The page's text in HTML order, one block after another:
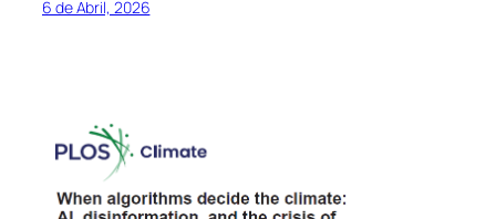
6 de Abril, 2026